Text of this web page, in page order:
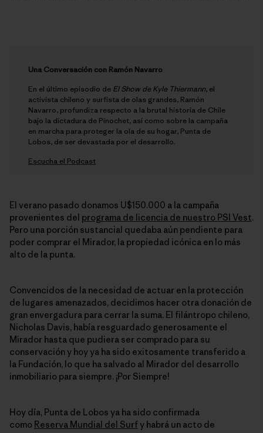
Una Conversación con Ramón Navarro
En el último episodio de El Show de Kyle Thiermann, el
activista chileno y surfista de olas grandes, Ramón
Navarro, profundiza respecto a la brutal historia de Chile
bajo la dictadura de Pinochet, así como sobre la campaña
en marcha para proteger la ola de su hogar, Punta de
Lobos, de ser devastada por el desarrollo.
Escucha el Podcast
El verano pasado donamos U$150.000 a la campaña
provenientes del programa de licencia de nuestro PSI Vest.
Pero una porción sustancial quedaba aún pendiente para
poder comprar el Mirador, la propiedad icónica en lo más
alto de la punta.
Convencidos de la necesidad de actuar en la protección
de lugares amenazados, decidimos hacer otra donación de
gran envergadura para cerrar la suma. El filántropo chileno,
Nicholas Davis, había resguardado generosamente el
Mirador hasta que pudiera ser comprado para su
conservación y hoy ya ha sido exitosamente transferido a
la Fundación, lo que ha salvado al Mirador del desarrollo
inmobiliario para siempre. ¡Por Siempre!
Hoy día, Punta de Lobos ya ha sido confirmada
como Reserva Mundial del Surfy habrá un acto de